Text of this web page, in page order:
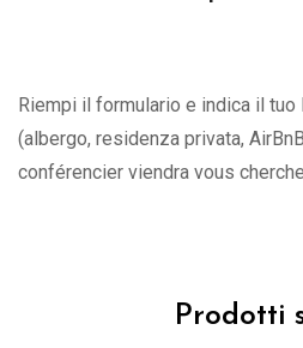
Riempi il formulario e indica il tuo
(albergo, residenza privata,
conférencier viendra vous
Prodotti